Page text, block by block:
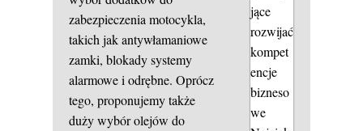
zabezpieczenia motocykla,
takich jak antywłamaniowe
zamki, blokady systemy
alarmowe i odrębne. Oprócz
tego, proponujemy także
duży wybór olejów do
jące
rozwijać
kompet
encje
bizneso
we